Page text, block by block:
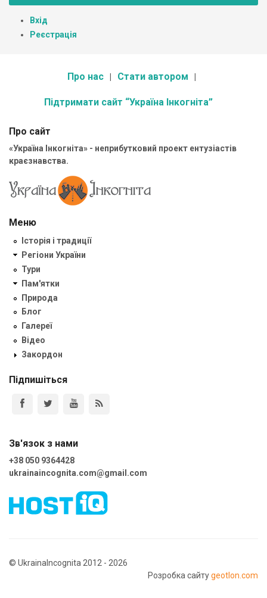
Вхід
Реєстрація
Про нас Стати автором
Підтримати сайт “Україна Інкогніта”
Про сайт
«Україна Інкогніта» - неприбутковий проект ентузіастів
краєзнавства.
Меню
Історія і традиції
Регіони України
Тури
Пам'ятки
Природа
Блог
Галереї
Відео
Закордон
Підпишіться
Зв'язок з нами
+38 050 9364428
ukrainaincognita.com@gmail.com
© UkrainaIncognita 2012 - 2026
Розробка сайтуgeotlon.com